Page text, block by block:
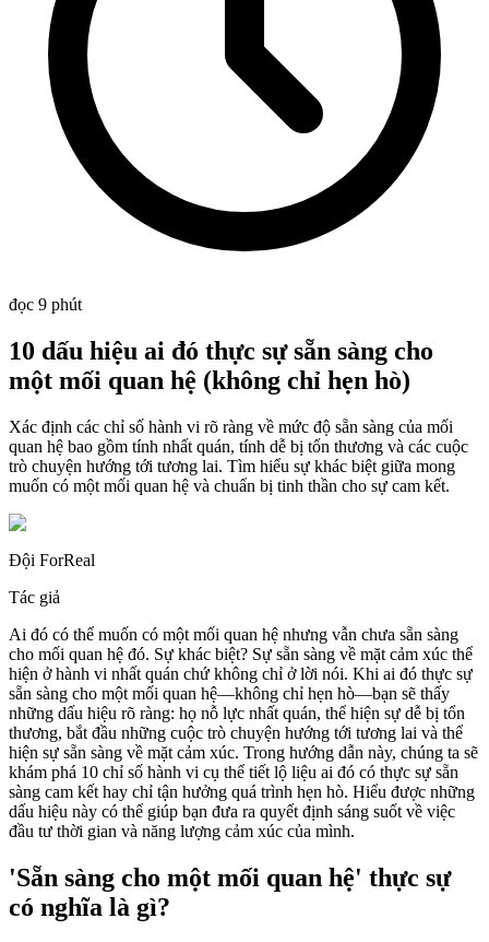
đọc 9 phút
10 dấu hiệu ai đó thực sự sẵn sàng cho
một mối quan hệ (không chỉ hẹn hò)
Xác định các chỉ số hành vi rõ ràng về mức độ sẵn sàng của mối
quan hệ bao gồm tính nhất quán, tính dễ bị tổn thương và các cuộc
trò chuyện hướng tới tương lai. Tìm hiểu sự khác biệt giữa mong
muốn có một mối quan hệ và chuẩn bị tinh thần cho sự cam kết.
Đội ForReal
Tác giả
Ai đó có thể muốn có một mối quan hệ nhưng vẫn chưa sẵn sàng
cho mối quan hệ đó. Sự khác biệt? Sự sẵn sàng về mặt cảm xúc thể
hiện ở hành vi nhất quán chứ không chỉ ở lời nói. Khi ai đó thực sự
sẵn sàng cho một mối quan hệ—không chỉ hẹn hò—bạn sẽ thấy
những dấu hiệu rõ ràng: họ nỗ lực nhất quán, thể hiện sự dễ bị tổn
thương, bắt đầu những cuộc trò chuyện hướng tới tương lai và thể
hiện sự sẵn sàng về mặt cảm xúc. Trong hướng dẫn này, chúng ta sẽ
khám phá 10 chỉ số hành vi cụ thể tiết lộ liệu ai đó có thực sự sẵn
sàng cam kết hay chỉ tận hưởng quá trình hẹn hò. Hiểu được những
dấu hiệu này có thể giúp bạn đưa ra quyết định sáng suốt về việc
đầu tư thời gian và năng lượng cảm xúc của mình.
'Sẵn sàng cho một mối quan hệ' thực sự
có nghĩa là gì?